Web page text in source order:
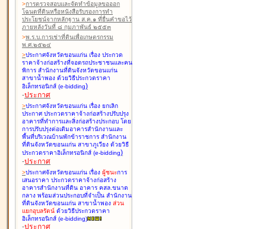
>การตรวจสอบและจัดทำข้อมูลขอออก
โฉนดที่ดินหรือหนังสือรับรองการทำ
ประโยชน์จากหลักฐาน ส.ค.๑ ที่ยื่นคำขอไว้
ภายหลังวันที่ ๘ กุมภาพันธ์ ๒๕๕๓
>พ.ร.บ.การเช่าที่ดินเพื่อเกษตรกรรม
พ.ศ.๒๕๒๔
>ประกาศจังหวัดขอนแก่น เรื่อง ประกวด
ราคาจ้างก่อสร้างที่จอดรถประชาชนและคน
พิการ สำนักงานที่ดินจังหวัดขอนแก่น
สาขาน้ำพอง ด้วยวิธีประกวดราคา
อิเล็กทรอนิกส์ (e-bidding)
-ประกาศ
>ประกาศจังหวัดขอนแก่น เรื่อง ยกเลิก
ประกาศ ประกวดราคาจ้างก่อสร้างปรับปรุง
อาคารที่ทำการและสิ่งก่อสร้างประกอบ โดย
การปรับปรุงต่อเติมอาคารสำนักงานและ
พื้นที่บริเวณบ้านพักข้าราชการ สำนักงาน
ที่ดินจังหวัดขอนแก่น สาขาภูเวียง ด้วยวิธี
ประกวดราคาอิเล็กทรอนิกส์ (e-bidding)
-ประกาศ
>ประกาศจังหวัดขอนแก่น เรื่อง ผู้ชนะการ
เสนอราคา ประกวดราคาจ้างก่อสร้าง
อาคารสำนักงานที่ดิน อาคาร คสล.ขนาด
กลาง พร้อมส่วนประกอบที่จำเป็น สำนักงาน
ที่ดินจังหวัดขอนแก่น สาขาน้ำพอง ส่วน
แยกอุบลรัตน์ ด้วยวิธีประกวดราคา
อิเล็กทรอนิกส์ (e-bidding)
-ประกาศ